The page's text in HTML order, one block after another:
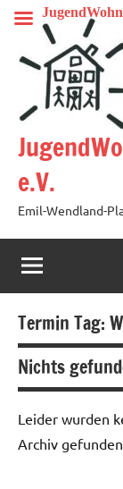
Zum
springen
e.V.
Emil-Wendland-
Termin Tag:
Nichts
Leider wurden
Archiv gefunden.